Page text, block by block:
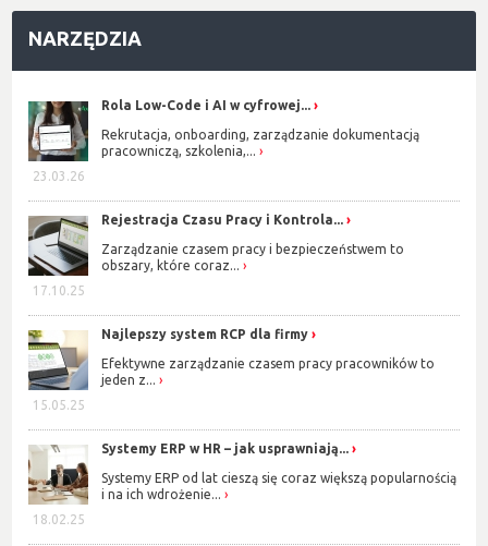
NARZĘDZIA
23.03.26
Rola Low-Code i AI w cyfrowej...
Rekrutacja, onboarding, zarządzanie dokumentacją
pracowniczą, szkolenia,...
17.10.25
Rejestracja Czasu Pracy i Kontrola...
Zarządzanie czasem pracy i bezpieczeństwem to
obszary, które coraz...
15.05.25
Najlepszy system RCP dla firmy
Efektywne zarządzanie czasem pracy pracowników to
jeden z...
18.02.25
Systemy ERP w HR – jak usprawniają...
Systemy ERP od lat cieszą się coraz większą popularnością
i na ich wdrożenie...